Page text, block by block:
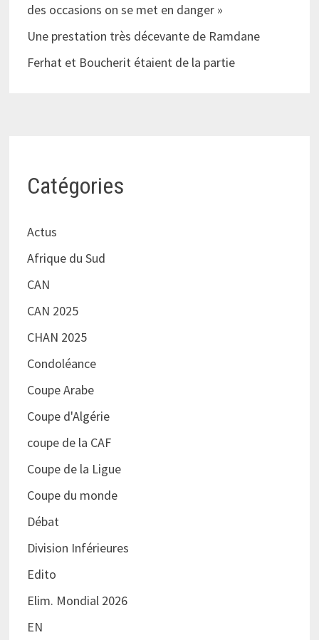
des occasions on se met en danger »
Une prestation très décevante de Ramdane
Ferhat et Boucherit étaient de la partie
Catégories
Actus
Afrique du Sud
CAN
CAN 2025
CHAN 2025
Condoléance
Coupe Arabe
Coupe d'Algérie
coupe de la CAF
Coupe de la Ligue
Coupe du monde
Débat
Division Inférieures
Edito
Elim. Mondial 2026
EN